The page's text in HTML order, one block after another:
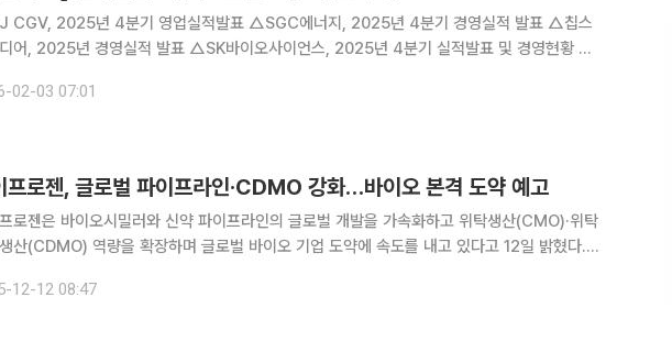
CGV, 2025년 4분기 영업실적발표 △SGC에너지, 2025년 4분기 경영실적 발표 △칩스
어, 2025년 경영실적 발표 △SK바이오사이언스, 2025년 4분기 실적발표 및 경영현황 설
△포스코인터내셔널, 해외 NDR 실시 △에이프로젠, 회
02-03 07:01
프로젠, 글로벌 파이프라인·CDMO 강화…바이오 본격 도약 예고
로젠은 바이오시밀러와 신약 파이프라인의 글로벌 개발을 가속화하고 위탁생산(CMO)·위탁
산(CDMO) 역량을 확장하며 글로벌 바이오 기업 도약에 속도를 내고 있다고 12일 밝혔다.
12-12 08:47